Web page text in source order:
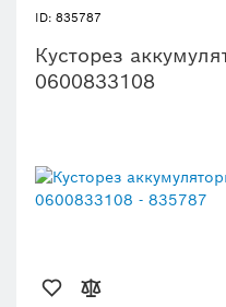
ID: 835787
Кусторез
0600833108